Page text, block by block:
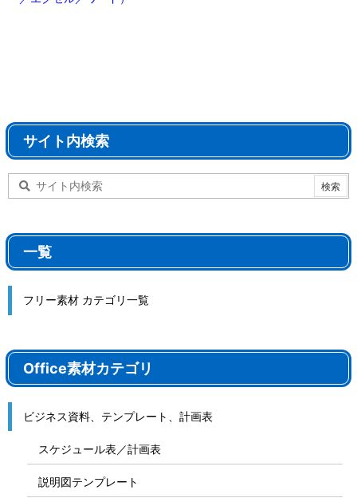
サイト内検索
一覧
フリー素材 カテゴリ一覧
Office素材カテゴリ
ビジネス資料、テンプレート、計画表
スケジュール表／計画表
説明図テンプレート